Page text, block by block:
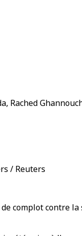
/ Reuters
complot